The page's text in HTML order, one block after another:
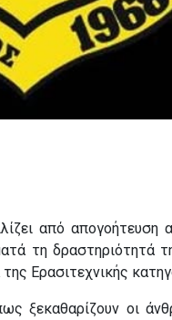
από απογοήτευση
τη δραστηριότητά
Ερασιτεχνικής
ξεκαθαρίζουν οι